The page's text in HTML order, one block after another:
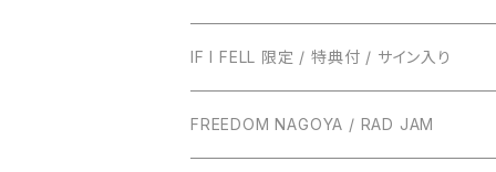
ENTH
EVERLONG
TONIGHT RECORDS
ハローモンテスキュー
BUNS RECORDS
IF I FELL 限定 / 特典付 / サイン入り
FREEDOM NAGOYA / RAD JAM